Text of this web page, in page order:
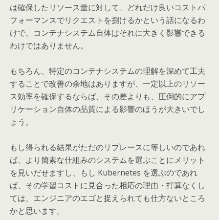
は確保したリソース量に対して、どれだけ良いコストパ
フォーマンスでリクエストを捌けるかという話になるわ
けで、コンテナシステム自体はそれに大きく影響できる
わけではありません。
もちろん、特定のコンテナシステムの理解を深めて工夫
することで改善の余地はありますが、一定以上のリソー
ス効率を確保するならば、その差よりも、圧倒的にアプ
リケーション自体の品質による影響のほうが大きいでし
ょう。
もし得られる結果がただのリプレースに等しいのであれ
ば、より簡素な仕組みのシステムを選ぶことにメリット
を見いだせますし、もし Kubernetes を選ぶのであれ
ば、その学習コストに見合った相応の理由・打算なくし
ては、エンジニアのエゴと捉えられても仕方ないところ
かと思います。